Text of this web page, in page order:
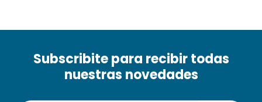
Subscribite para recibir todas
nuestras novedades